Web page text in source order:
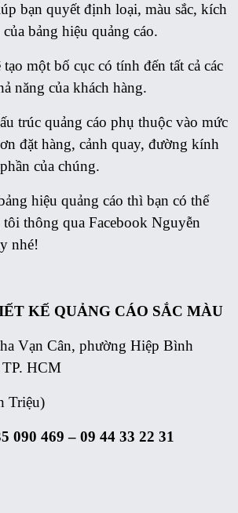
bạn quyết định loại, màu sắc, kích
bảng hiệu quảng cáo.
tạo một bố cục có tính đến tất cả các
năng của khách hàng.
trúc quảng cáo phụ thuộc vào mức
đặt hàng, cảnh quay, đường kính
của chúng.
hiệu quảng cáo thì bạn có thể
thông qua Facebook Nguyễn
nhé!
KẾ QUẢNG CÁO SẮC MÀU
Vạn Cân, phường Hiệp Bình
HCM
Triệu)
090 469 – 09 44 33 22 31